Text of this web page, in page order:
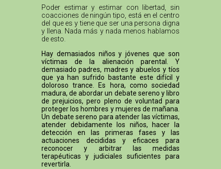
Poder estimar y estimar con libertad, sin
coacciones de ningún tipo, está en el centro
del que es y tiene que ser una persona digna
y llena. Nada más y nada menos hablamos
de esto.
Hay demasiados niños y jóvenes que son
víctimas de la alienación parental. Y
demasiado padres, madres y abuelos y tíos
que ya han sufrido bastante este difícil y
doloroso trance. Es hora, como sociedad
madura, de abordar un debate sereno y libro
de prejuicios, pero pleno de voluntad para
proteger los hombres y mujeres de mañana.
Un debate sereno para atender las víctimas,
atender debidamente los niños, hacer la
detección en las primeras fases y las
actuaciones decididas y eficaces para
reconocer y arbitrar las medidas
terapéuticas y judiciales suficientes para
revertirla.